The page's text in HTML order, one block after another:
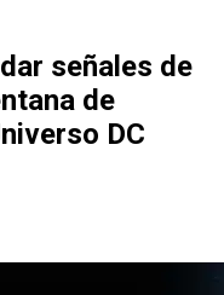
señales de
de
DC